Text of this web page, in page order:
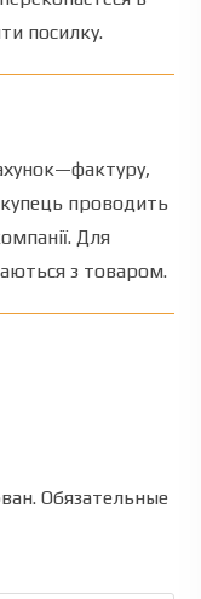
посилку.
—фактуру,
проводить
. Для
з товаром.
Обязательные